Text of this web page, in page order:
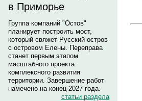
в Приморье
Группа компаний "Остов"
планирует построить мост,
который свяжет Русский остров
с островом Елены. Переправа
станет первым этапом
масштабного проекта
комплексного развития
территории. Завершение работ
намечено на конец 2027 года.
статьи раздела